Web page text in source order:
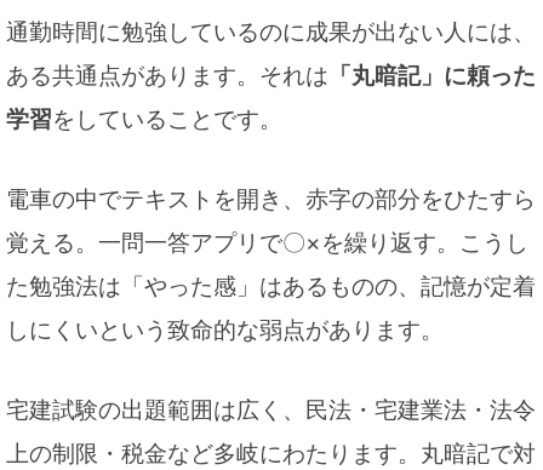
通勤時間に勉強しているのに成果が出ない人には、
ある共通点があります。それは 「丸暗記」に頼った
学習をしていることです。
電車の中でテキストを開き、赤字の部分をひたすら
覚える。一問一答アプリで〇×を繰り返す。こうし
た勉強法は「やった感」はあるものの、記憶が定着
しにくいという致命的な弱点があります。
宅建試験の出題範囲は広く、民法・宅建業法・法令
上の制限・税金など多岐にわたります。丸暗記で対